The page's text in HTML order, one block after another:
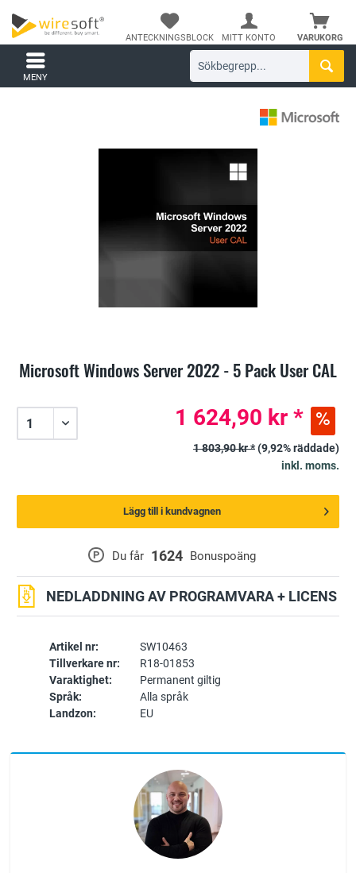
VARUKORG
ANTECKNINGSBLOCK MITT KONTO
MENY
Microsoft Windows Server 2022 - 5 Pack User CAL
Artikel nr:
SW10463
Tillverkare nr:
R18-01853
Varaktighet:
Permanent giltig
Språk:
Alla språk
Landzon:
EU
P Du får 1624 Bonuspoäng
NEDLADDNING AV PROGRAMVARA + LICENS
1 624,90 kr *
1 803,90 kr *(9,92% räddade)
inkl. moms.
Lägg till i kundvagnen